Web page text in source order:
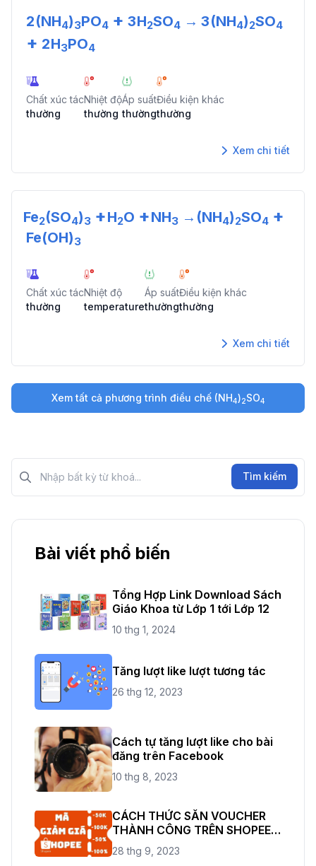
2(NH4)3PO4 + 3H2SO4 → 3(NH4)2SO4
+ 2H3PO4
Chất xúc tác
thường
Nhiệt độ
thường
Áp suất
thường
Điều kiện khác
thường
Xem chi tiết
Fe2(SO4)3 +H2O +NH3 →(NH4)2SO4 +
Fe(OH)3
Chất xúc tác
thường
Nhiệt độ
temperature
Áp suất
thường
Điều kiện khác
thường
Xem chi tiết
Xem tất cả phương trình điều chế (NH4)2SO4
Tìm kiếm?>
Tìm kiếm
Bài viết phổ biến
Tổng Hợp Link Download Sách
Giáo Khoa từ Lớp 1 tới Lớp 12
10 thg 1, 2024
Tăng lượt like lượt tương tác
26 thg 12, 2023
Cách tự tăng lượt like cho bài
đăng trên Facebook
10 thg 8, 2023
CÁCH THỨC SĂN VOUCHER
THÀNH CÔNG TRÊN SHOPEE
THỎA SỨC ĐAM MÊ
SHOPPING
28 thg 9, 2023